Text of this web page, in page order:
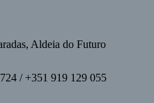
Aldeia do Futuro
/ +351 919 129 055